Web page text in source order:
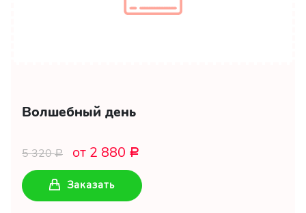
Волшебный день
5 320Р от 2 880 Р
Заказать